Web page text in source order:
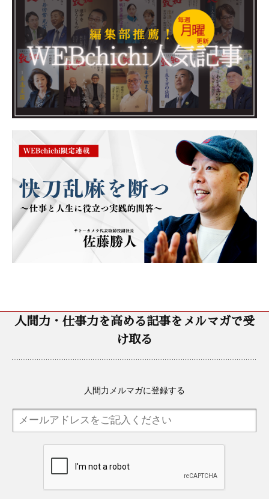
人間力・仕事力を高める記事をメルマガで受
け取る
人間力メルマガに登録する